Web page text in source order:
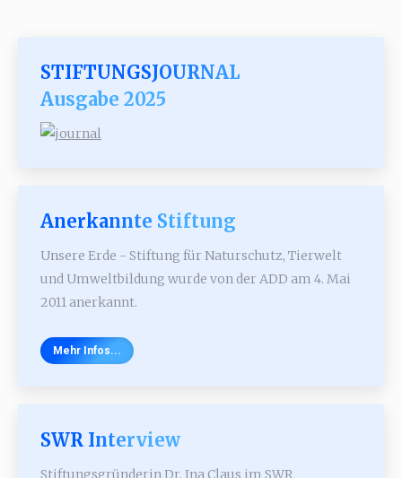
STIFTUNGSJOURNAL
Ausgabe 2025
Anerkannte Stiftung
Unsere Erde - Stiftung für Naturschutz, Tierwelt
und Umweltbildung wurde von der ADD am 4. Mai
2011 anerkannt.
Mehr Infos...
SWR Interview
Stiftungsgründerin Dr. Ina Claus im SWR